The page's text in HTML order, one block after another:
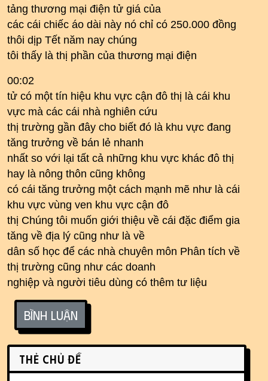
tảng thương mại điện tử giá của
các cái chiếc áo dài này nó chỉ có 250.000 đồng
thôi dịp Tết năm nay chúng
tôi thấy là thị phần của thương mại điện
00:02
tử có một tín hiệu khu vực cận đô thị là cái khu
vực mà các cái nhà nghiên cứu
thị trường gần đây cho biết đó là khu vực đang
tăng trưởng về bán lẻ nhanh
nhất so với lại tất cả những khu vực khác đô thị
hay là nông thôn cũng không
có cái tăng trưởng một cách mạnh mẽ như là cái
khu vực vùng ven khu vực cận đô
thị Chúng tôi muốn giới thiệu về cái đặc điểm gia
tăng về địa lý cũng như là về
dân số học để các nhà chuyên môn Phân tích về
thị trường cũng như các doanh
nghiệp và người tiêu dùng có thêm tư liệu
Bình luận
Related content
Thẻ chủ đề